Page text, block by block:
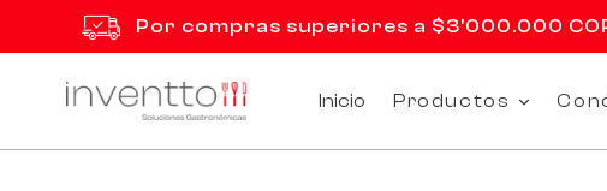
directamente
contenido
Por compras superiores a $3'000.000
Inicio Productos